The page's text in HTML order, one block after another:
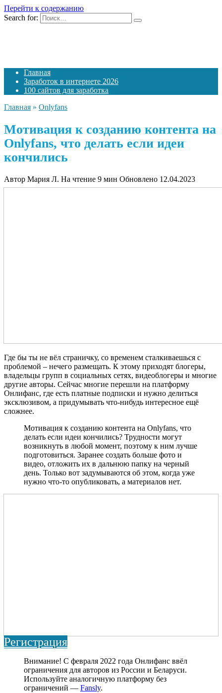
Перейти к содержанию
Search for:
Главная
Заработок в интернете 2026
100 сайтов для заработка
Главная » Onlyfans
Мотивация к созданию контента на
Onlyfans, что делать если идеи
кончились
Автор Мария Л. На чтение 9 мин Обновлено 12.04.2023
Где бы ты не вёл страничку, со временем сталкиваешься с
проблемой – нечего размещать. К этому приходят блогеры,
владельцы групп в социальных сетях, видеоблогеры и многие
другие авторы. Сейчас многие перешли на платформу
Онлифанс, где есть платные подписки и нужно делиться
эксклюзивом, а придумывать что-нибудь интересное ещё
сложнее.
Мотивация к созданию контента на Onlyfans, что
делать если идеи кончились? Трудности могут
возникнуть в любой момент, поэтому к ним лучше
подготовиться. Заранее создать больше фото и
видео, отложить их в дальнюю папку на черный
день. Только вот задумываются об этом, когда уже
нужно что-то опубликовать, а материалов нет.
Регистрация
Внимание! С февраля 2022 года Онлифанс ввёл
ограничения для авторов из России и Беларуси.
Используйте аналогичную платформу без
ограничений — Fansly.